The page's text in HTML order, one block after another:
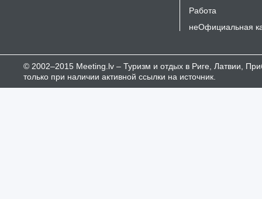
Работа
неОфициальная
© 2002–2015 Meeting.lv – Туризм и отдых в Риге, Латвии,
только при наличии активной ссылки на источник.